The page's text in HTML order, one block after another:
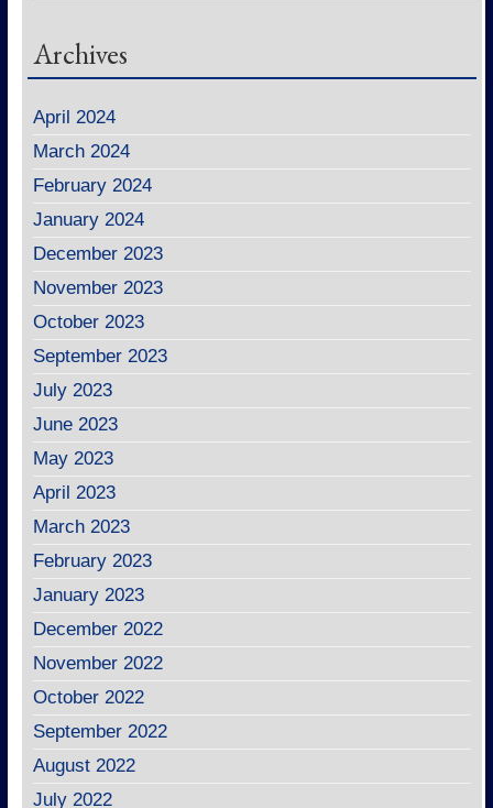
Archives
April 2024
March 2024
February 2024
January 2024
December 2023
November 2023
October 2023
September 2023
July 2023
June 2023
May 2023
April 2023
March 2023
February 2023
January 2023
December 2022
November 2022
October 2022
September 2022
August 2022
July 2022